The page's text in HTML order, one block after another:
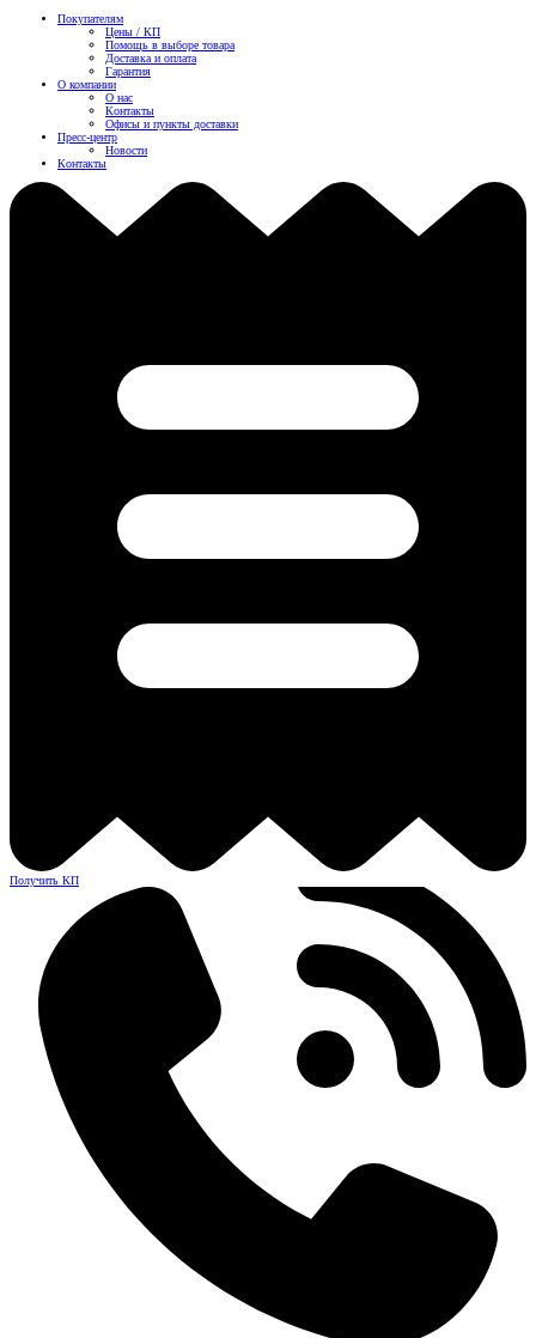
Покупателям
Цены / КП
Помощь в выборе товара
Доставка и оплата
Гарантия
О компании
О нас
Контакты
Офисы и пункты доставки
Пресс-центр
Новости
Контакты
Получить КП